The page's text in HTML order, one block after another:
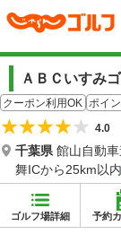
ＡＢＣいすみ
クーポン利用OK ポイ
4.0
千葉県 館山自動車
舞ICから25km以内
ゴルフ場詳細 予約